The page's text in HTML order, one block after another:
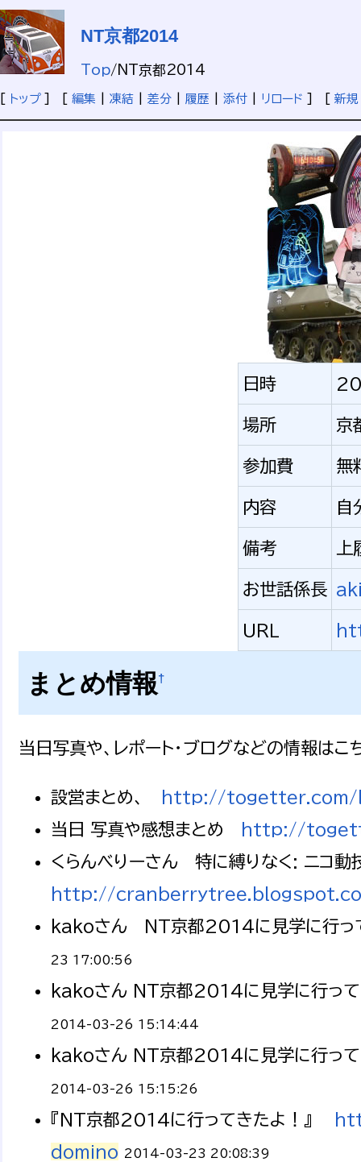
NT京都2014
Top/NT京都2014
トップ] [ 編集 凍結 差分 履歴 添付 リロード 新規
日時
場所 京
参加費 無
内容 自
備考
お世話係長
URL
まとめ情報†
当日写真や、レポート・ブログなどの情報はこ
設営まとめ、
http://
当日 写真や感想まとめ
http://
くらんべりーさん 特に縛りなく: ニコ動
http://
kakoさん NT京都2014に見学に行っ
23 17:00:56
kakoさん NT京都2014に見学に行っ
2014-03-26 15:14:44
kakoさん NT京都2014に見学に行っ
2014-03-26 15:15:26
『NT京都2014に行ってきたよ！』
domino 2014-03-23 20:08:39